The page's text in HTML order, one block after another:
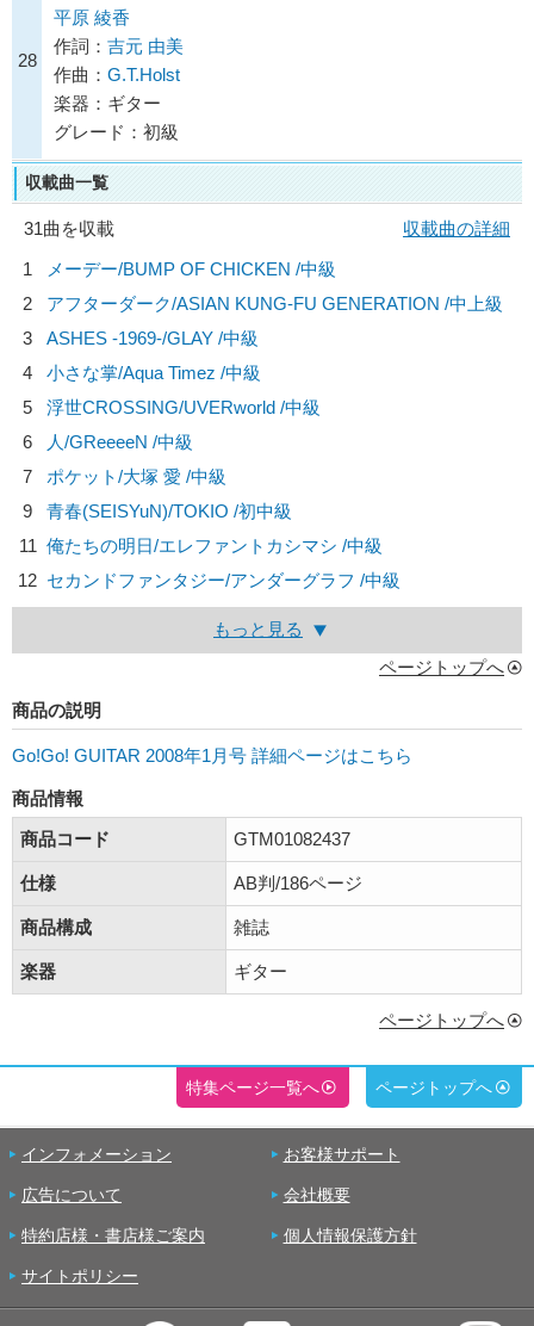
28
平原 綾香
作詞： 吉元 由美
作曲： G.T.Holst
楽器：ギター
グレード：初級
収載曲一覧
31曲を収載
収載曲の詳細
1
メーデー/BUMP OF CHICKEN /中級
2
アフターダーク/ASIAN KUNG-FU GENERATION /中上級
3
ASHES -1969-/GLAY /中級
4
小さな掌/Aqua Timez /中級
5
浮世CROSSING/UVERworld /中級
6
人/GReeeeN /中級
7
ポケット/大塚 愛 /中級
9
青春(SEISYuN)/TOKIO /初中級
11 俺たちの明日/エレファントカシマシ /中級
12 セカンドファンタジー/アンダーグラフ /中級
もっと見る
ページトップへ
商品の説明
Go!Go! GUITAR 2008年1月号 詳細ページはこちら
商品情報
商品コード
GTM01082437
仕様 AB判/186ページ
商品構成 雑誌
楽器 ギター
ページトップへ
特集ページ一覧へ ページトップへ
インフォメーション お客様サポート
広告について 会社概要
特約店様・書店様ご案内 個人情報保護方針
サイトポリシー